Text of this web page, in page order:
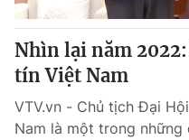
Nhìn lại năm
tín Việt Nam
VTV.vn - Chủ tịch Đại
Nam là một trong những